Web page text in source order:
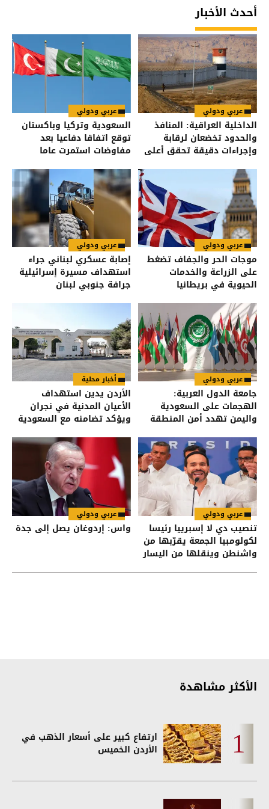
أحدث الأخبار
عربي ودولي
الداخلية العراقية: المنافذ
والحدود تخضعان لرقابة
وإجراءات دقيقة تحقق أعلى
عربي ودولي
السعودية وتركيا وباكستان
توقع اتفاقا دفاعيا بعد
مفاوضات استمرت عاما
عربي ودولي
موجات الحر والجفاف تضغط
على الزراعة والخدمات
الحيوية في بريطانيا
عربي ودولي
إصابة عسكري لبناني جراء
استهداف مسيرة إسرائيلية
جرافة جنوبي لبنان
عربي ودولي
جامعة الدول العربية:
الهجمات على السعودية
واليمن تهدد أمن المنطقة
أخبار محلية
الأردن يدين استهداف
الأعيان المدنية في نجران
ويؤكد تضامنه مع السعودية
عربي ودولي
تنصيب دي لا إسبرييا رئيسا
لكولومبيا الجمعة يقرّبها من
واشنطن وينقلها من اليسار
عربي ودولي
واس: إردوغان يصل إلى جدة
الأكثر مشاهدة
ارتفاع كبير على أسعار الذهب في
الأردن الخميس